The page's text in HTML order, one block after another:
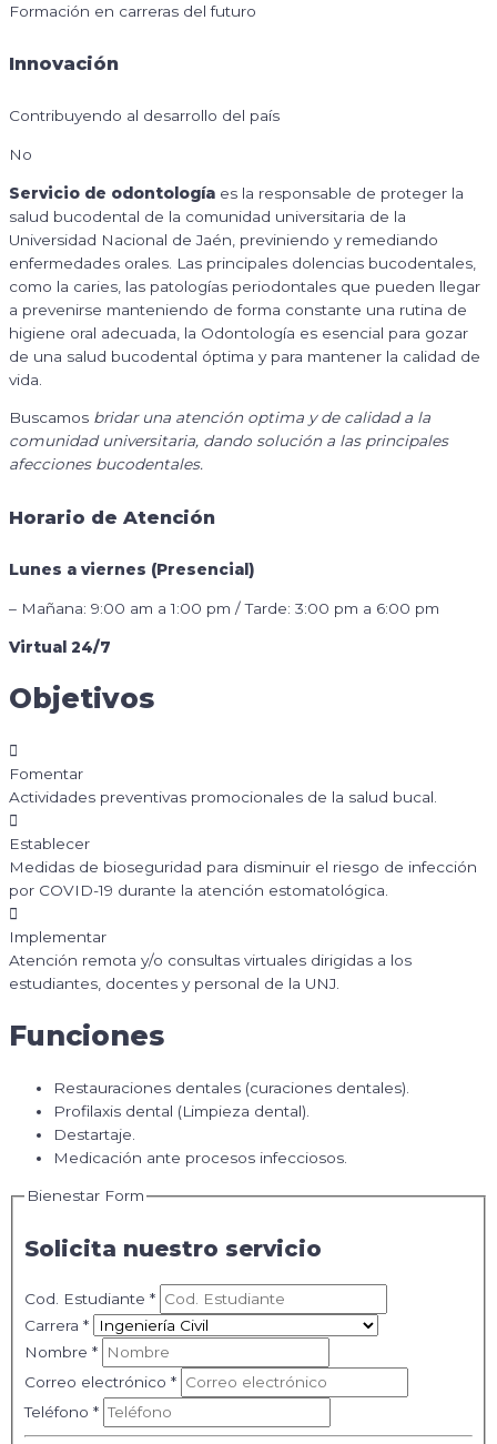
Formación en carreras del futuro
Innovación
Contribuyendo al desarrollo del país
No
Servicio de odontología es la responsable de proteger la
salud bucodental de la comunidad universitaria de la
Universidad Nacional de Jaén, previniendo y remediando
enfermedades orales. Las principales dolencias bucodentales,
como la caries, las patologías periodontales que pueden llegar
a prevenirse manteniendo de forma constante una rutina de
higiene oral adecuada, la Odontología es esencial para gozar
de una salud bucodental óptima y para mantener la calidad de
vida.
Buscamos bridar una atención optima y de calidad a la
comunidad universitaria, dando solución a las principales
afecciones bucodentales.
Horario de Atención
Lunes a viernes (Presencial)
– Mañana: 9:00 am a 1:00 pm / Tarde: 3:00 pm a 6:00 pm
Virtual 24/7
Objetivos
Fomentar
Actividades preventivas promocionales de la salud bucal.
Establecer
Medidas de bioseguridad para disminuir el riesgo de infección
por COVID-19 durante la atención estomatológica.
Implementar
Atención remota y/o consultas virtuales dirigidas a los
estudiantes, docentes y personal de la UNJ.
Funciones
Restauraciones dentales (curaciones dentales).
Profilaxis dental (Limpieza dental).
Destartaje.
Medicación ante procesos infecciosos.
Bienestar Form
Solicita nuestro servicio
Cod. Estudiante*
Carrera*
Nombre*
Correo electrónico*
Teléfono*